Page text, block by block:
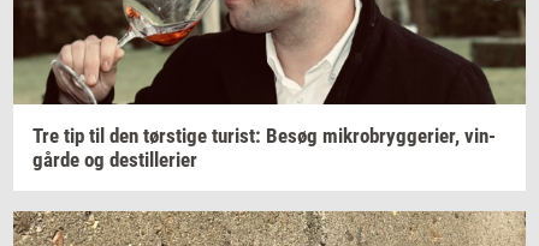
Tre tip til den tørsti­ge turist: Besøg mi­kro­bryg­ge­ri­er, vin­
går­de og destil­le­ri­er